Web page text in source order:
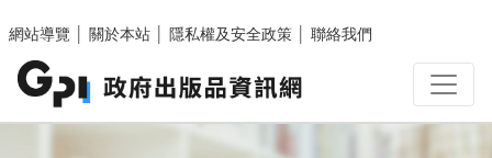
網站導覽
關於本站 隱私權及安全政策 聯絡我們